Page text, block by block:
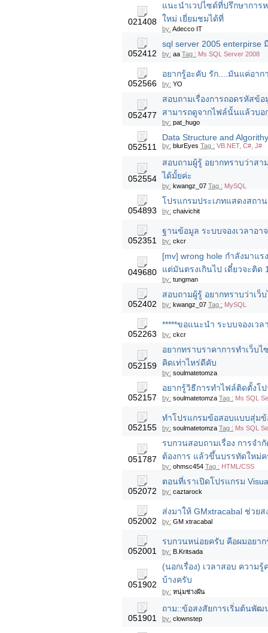
021408
แนะนำเวปไซด์ที่ปรึกษาการ
ใหม่ เยี่ยมชมได้ที่
by: Adecco IT
052412
sql server 2005 enterpirse
by: aa Tag : Ms SQL Server 2008
052566
อยากรู้อะคับ รัก....มันแค่อา
by: YO
052477
สอบถามเรื่องการถอดรหัสข้
สามารถดูจากไฟล์นั้นแล้วบอ
by: pat_hugo
052511
Data Structure and
by: blurEyes Tag : VB.NET, C#, J#
052554
สอบถามผู้รู้ อยากทราบว่าสา
ได้มั้ยค่ะ
by: kwangz_07 Tag : MySQL
054893
โปรแกรมประเภทแสดงสถา
by: chaivichit
052351
ฐานข้อมูล ระบบจองเวลาอา
by: ckcr
049680
[mv] wrong hole กำลังมาแ
แต่มันตรงเกินไป เดี๋ยวจะติด
by: tungman
052402
สอบถามผู้รู้ อยากทราบว่าเว็
by: kwangz_07 Tag : MySQL
052263
*****ขอแนะนำ ระบบจองเว
by: ckcr
052159
อยากทราบราคาการทำเว็บ
คิดเท่าไหร่ดีคับ
by: soulmatetomza
052157
อยากรู้วิธีการทำไฟล์ติดตั้งโ
by: soulmatetomza Tag : Ms SQL
052155
ทำโปรแกรมข้อสอบแบบสุ่มข้
by: soulmatetomza Tag : Ms SQL
051787
รบกวนสอบถามเรื่อง การจ
ต้องการ แล้วขึ้นบรรทัดใหม่
by: ohmsc454 Tag : HTML/CSS
052072
ตอนที่เราเปิดโปรแกรม
by: caztarock
052002
ส่งมาให้ GMxtracabal ช่วย
by: GM xtracabal
052001
รบกวนหน่อยครับ คือผมอยา
by: B.Kritsada
051902
(นอกเรื่อง) เวลาสอบ ความ
บ้างครับ
by: หนุ่มช่างฝัน
051901
ถาม::ข้อสงสัยการเริ่มต้นพัฒ
by: clownstep